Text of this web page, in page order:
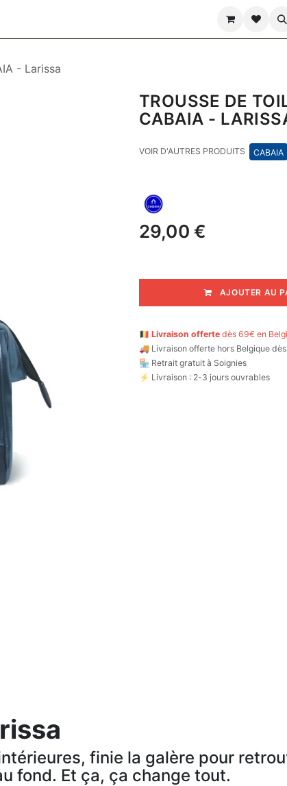
- Larissa
TROUSSE DE
CABAIA -
VOIR D'AUTRES PRODUITS CABAIA
29,00 €
AJOUTER AU
🇧🇪 Livraison offerte dès 69€ en
🚚 Livraison offerte hors Belgique
🏪 Retrait gratuit à Soignies
⚡ Livraison : 2-3 jours ouvrables
finie la galère pour
fond. Et ça, ça change tout.